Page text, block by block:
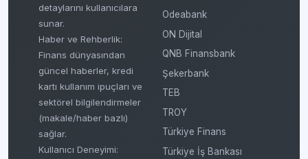
detaylarını kullanıcılara
sunar.
Haber ve Rehberlik:
Finans dünyasından
güncel haberler, kredi
kartı kullanım ipuçları ve
sektörel bilgilendirmeler
(makale/haber bazlı)
sağlar.
Kullanıcı Deneyimi:
Odeabank
ON Dijital
QNB Finansbank
Şekerbank
TEB
TROY
Türkiye Finans
Türkiye İş Bankası